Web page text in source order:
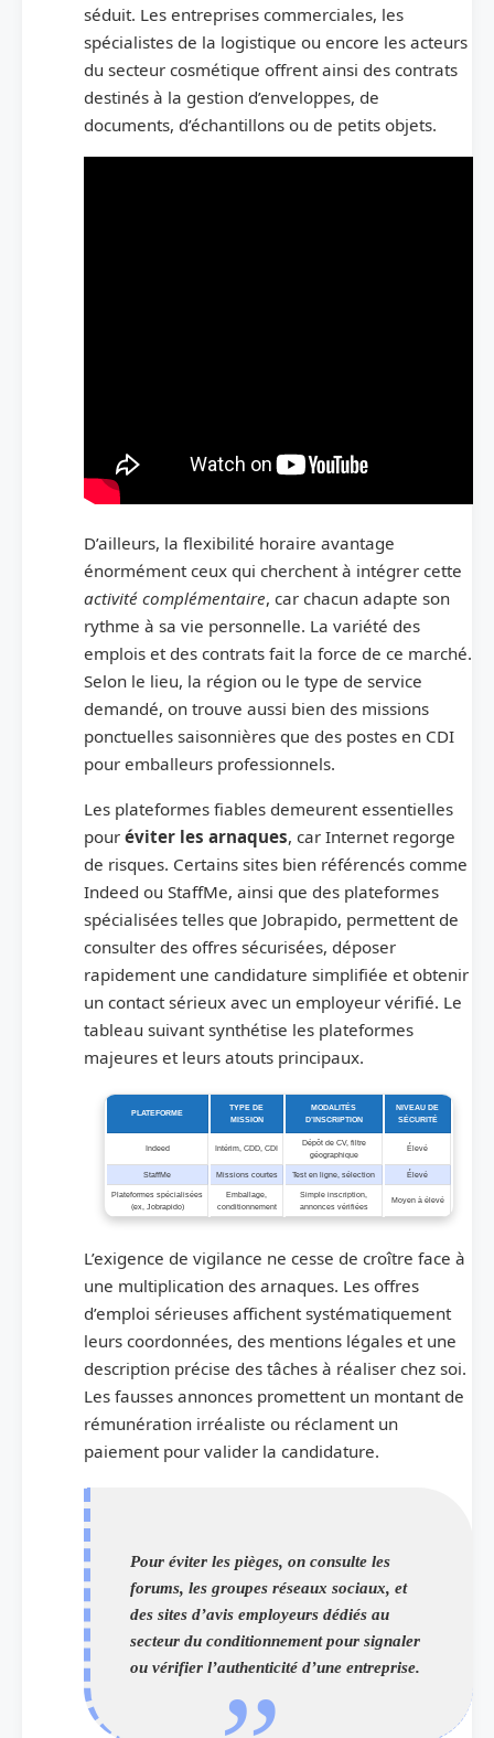
séduit. Les entreprises commerciales, les
spécialistes de la logistique ou encore les acteurs
du secteur cosmétique offrent ainsi des contrats
destinés à la gestion d’enveloppes, de
documents, d’échantillons ou de petits objets.
D’ailleurs, la flexibilité horaire avantage
énormément ceux qui cherchent à intégrer cette
activité complémentaire, car chacun adapte son
rythme à sa vie personnelle. La variété des
emplois et des contrats fait la force de ce marché.
Selon le lieu, la région ou le type de service
demandé, on trouve aussi bien des missions
ponctuelles saisonnières que des postes en CDI
pour emballeurs professionnels.
Les plateformes fiables demeurent essentielles
pour éviter les arnaques, car Internet regorge
de risques. Certains sites bien référencés comme
Indeed ou StaffMe, ainsi que des plateformes
spécialisées telles que Jobrapido, permettent de
consulter des offres sécurisées, déposer
rapidement une candidature simplifiée et obtenir
un contact sérieux avec un employeur vérifié. Le
tableau suivant synthétise les plateformes
majeures et leurs atouts principaux.
PLATEFORME
TYPE DE
MISSION
MODALITÉS
D’INSCRIPTION
NIVEAU DE
SÉCURITÉ
Indeed Intérim, CDD, CDI
Dépôt de CV, filtre
géographique
Élevé
StaffMe Missions courtes Test en ligne, sélection Élevé
Plateformes spécialisées
(ex, Jobrapido)
Emballage,
conditionnement
Simple inscription,
annonces vérifiées
Moyen à élevé
L’exigence de vigilance ne cesse de croître face à
une multiplication des arnaques. Les offres
d’emploi sérieuses affichent systématiquement
leurs coordonnées, des mentions légales et une
description précise des tâches à réaliser chez soi.
Les fausses annonces promettent un montant de
rémunération irréaliste ou réclament un
paiement pour valider la candidature.
Pour éviter les pièges, on consulte les
forums, les groupes réseaux sociaux, et
des sites d’avis employeurs dédiés au
secteur du conditionnement pour signaler
ou vérifier l’authenticité d’une entreprise.